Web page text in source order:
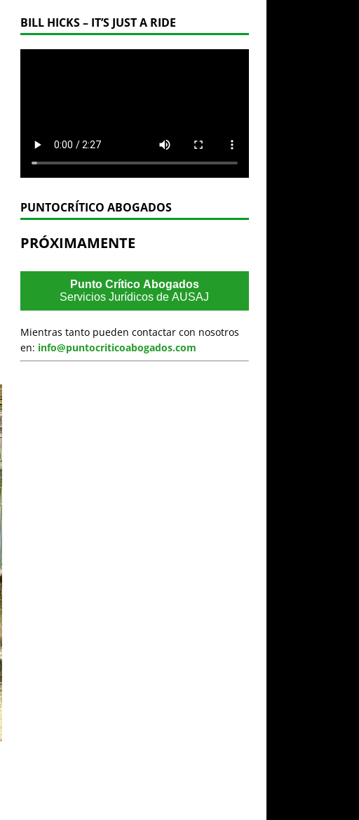
BILL HICKS – IT’S JUST A RIDE
PUNTOCRÍTICO ABOGADOS
PRÓXIMAMENTE
Punto Crítico Abogados
Servicios Jurídicos de AUSAJ
Mientras tanto pueden contactar con nosotros
en: info@puntocriticoabogados.com